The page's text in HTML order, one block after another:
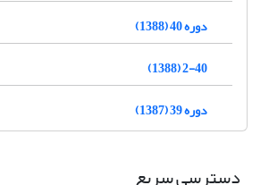
دوره 40 (1388)
2-40 (1388)
دوره 39 (1387)
دسترسی سریع